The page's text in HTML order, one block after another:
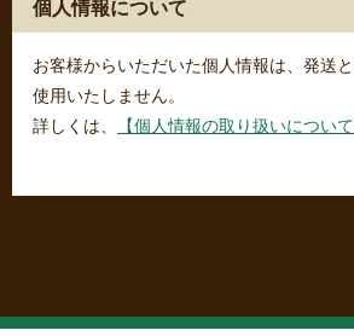
個人情報について
お客様からいただいた個人情報は、発送
使用いたしません。
詳しくは、
【個人情報の取り扱いについて